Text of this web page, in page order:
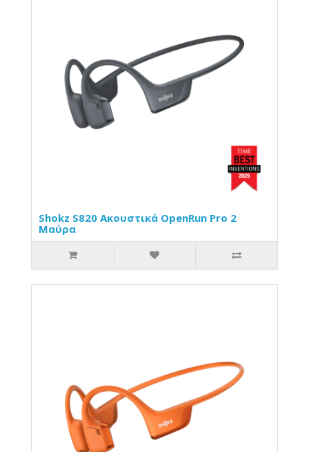
Shokz S820 Ακουστικά OpenRun Pro 2
Μαύρα